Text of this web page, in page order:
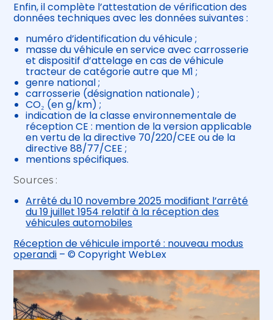
Enfin, il complète l’attestation de vérification des
données techniques avec les données suivantes :
numéro d’identification du véhicule ;
masse du véhicule en service avec carrosserie
et dispositif d’attelage en cas de véhicule
tracteur de catégorie autre que M1 ;
genre national ;
carrosserie (désignation nationale) ;
CO₂ (en g/km) ;
indication de la classe environnementale de
réception CE : mention de la version applicable
en vertu de la directive 70/220/CEE ou de la
directive 88/77/CEE ;
mentions spécifiques.
Sources :
Arrêté du 10 novembre 2025 modifiant l’arrêté
du 19 juillet 1954 relatif à la réception des
véhicules automobiles
Réception de véhicule importé : nouveau modus
operandi – © Copyright WebLex